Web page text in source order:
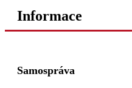
Informace
Samospráva